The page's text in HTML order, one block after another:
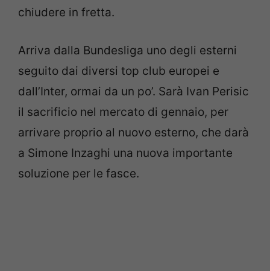
chiudere in fretta.
Arriva dalla Bundesliga uno degli esterni
seguito dai diversi top club europei e
dall’Inter, ormai da un po’. Sarà Ivan Perisic
il sacrificio nel mercato di gennaio, per
arrivare proprio al nuovo esterno, che darà
a Simone Inzaghi una nuova importante
soluzione per le fasce.